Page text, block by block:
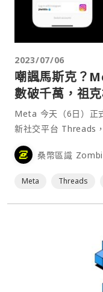
2023/07/06
嘲諷馬斯克？
數破千萬，祖
Meta 今天（6日）正
新社交平台 Threads
過了 1,000 萬，
在他的 Threads 帳戶
桑幣區識
Meta Threads